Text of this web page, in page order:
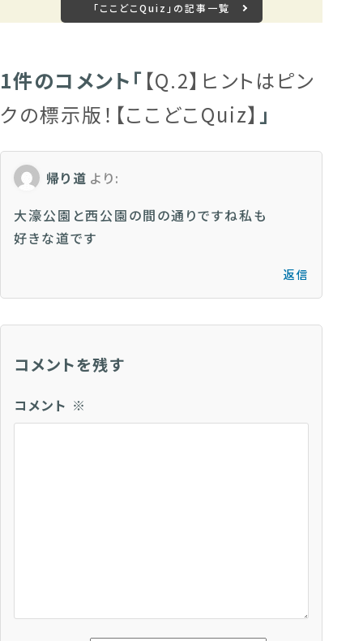
「ここどこQuiz」の記事一覧
1件のコメント「 【Q.2】ヒントはピン
クの標示版！【ここどこQuiz】 」
帰り道 より:
大濠公園と西公園の間の通りですね私も
好きな道です
返信
コメントを残す
コメント ※